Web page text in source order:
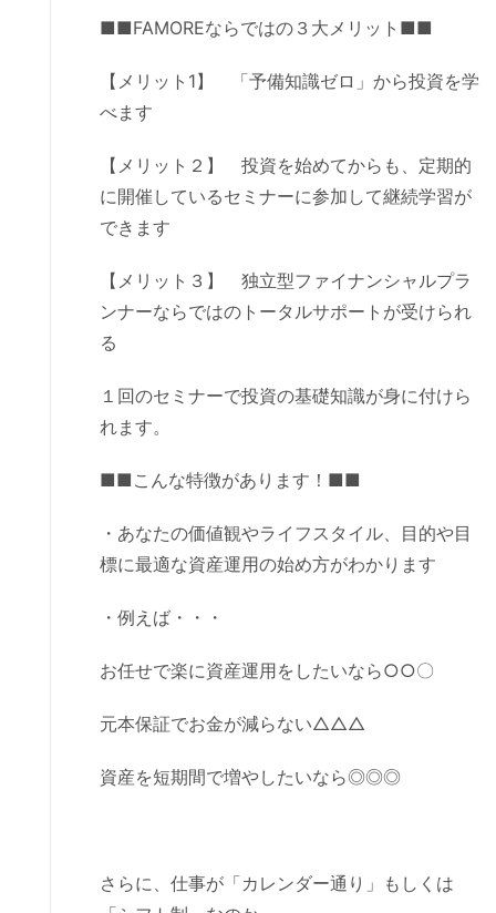
■■FAMOREならではの３大メリット■■
【メリット1】 「予備知識ゼロ」から投資を学
べます
【メリット２】 投資を始めてからも、定期的
に開催しているセミナーに参加して継続学習が
できます
【メリット３】 独立型ファイナンシャルプラ
ンナーならではのトータルサポートが受けられ
る
１回のセミナーで投資の基礎知識が身に付けら
れます。
■■こんな特徴があります！■■
・あなたの価値観やライフスタイル、目的や目
標に最適な資産運用の始め方がわかります
・例えば・・・
お任せで楽に資産運用をしたいなら○○〇
元本保証でお金が減らない△△△
資産を短期間で増やしたいなら◎◎◎
さらに、仕事が「カレンダー通り」もしくは